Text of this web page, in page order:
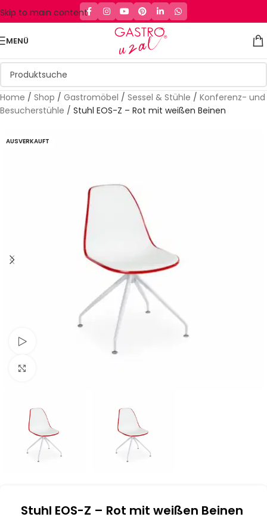
Skip to main content
MENÜ
Home / Shop / Gastromöbel / Sessel & Stühle / Konferenz- und
Besucherstühle / Stuhl EOS-Z – Rot mit weißen Beinen
AUSVERKAUFT
Stuhl EOS-Z – Rot mit weißen Beinen